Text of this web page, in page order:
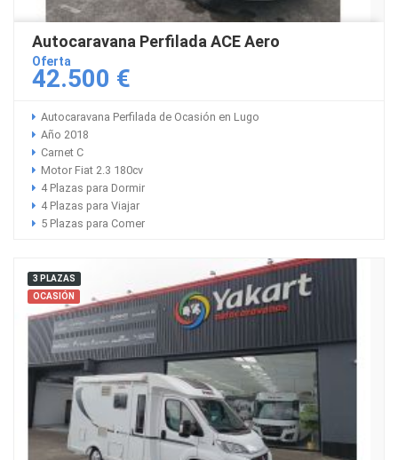
Autocaravana Perfilada ACE Aero
Oferta
42.500 €
Autocaravana Perfilada de Ocasión en Lugo
Año 2018
Carnet C
Motor Fiat 2.3 180cv
4 Plazas para Dormir
4 Plazas para Viajar
5 Plazas para Comer
3 PLAZAS
OCASIÓN